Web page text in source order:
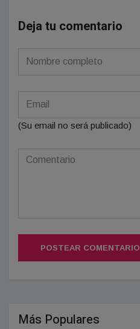
Deja tu comentario
(Su email no será publicado)
POSTEAR COMENTARIO
Más Populares